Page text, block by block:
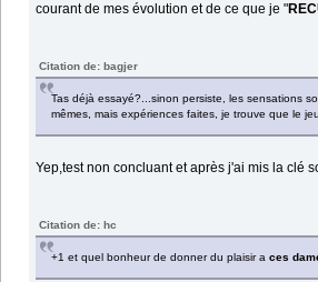
courant de mes évolution et de ce que je "
Citation de: bagjer
Tas déjà essayé?...sinon persiste, les sensations
mêmes, mais expériences faites, je trouve que le
Yep,test non concluant et après j'ai mis la clé
Citation de: hc
+1 et quel bonheur de donner du plaisir aces